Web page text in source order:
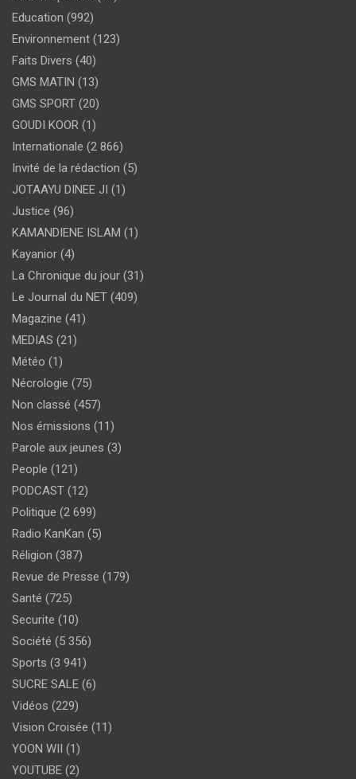
Education (992)
Environnement (123)
Faits Divers (40)
GMS MATIN (13)
GMS SPORT (20)
GOUDI KOOR (1)
Internationale (2 866)
Invité de la rédaction (5)
JOTAAYU DINEE JI (1)
Justice (96)
KAMANDIENE ISLAM (1)
Kayanior (4)
La Chronique du jour (31)
Le Journal du NET (409)
Magazine (41)
MEDIAS (21)
Météo (1)
Nécrologie (75)
Non classé (457)
Nos émissions (11)
Parole aux jeunes (3)
People (121)
PODCAST (12)
Politique (2 699)
Radio KanKan (5)
Réligion (387)
Revue de Presse (179)
Santé (725)
Securite (10)
Société (5 356)
Sports (3 941)
SUCRE SALE (6)
Vidéos (229)
Vision Croisée (11)
YOON WII (1)
YOUTUBE (2)